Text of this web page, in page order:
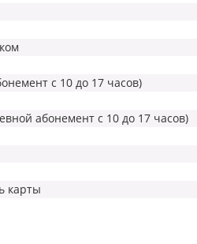
с 10 до 17 часов)
абонемент с 10 до 17 часов)
карты